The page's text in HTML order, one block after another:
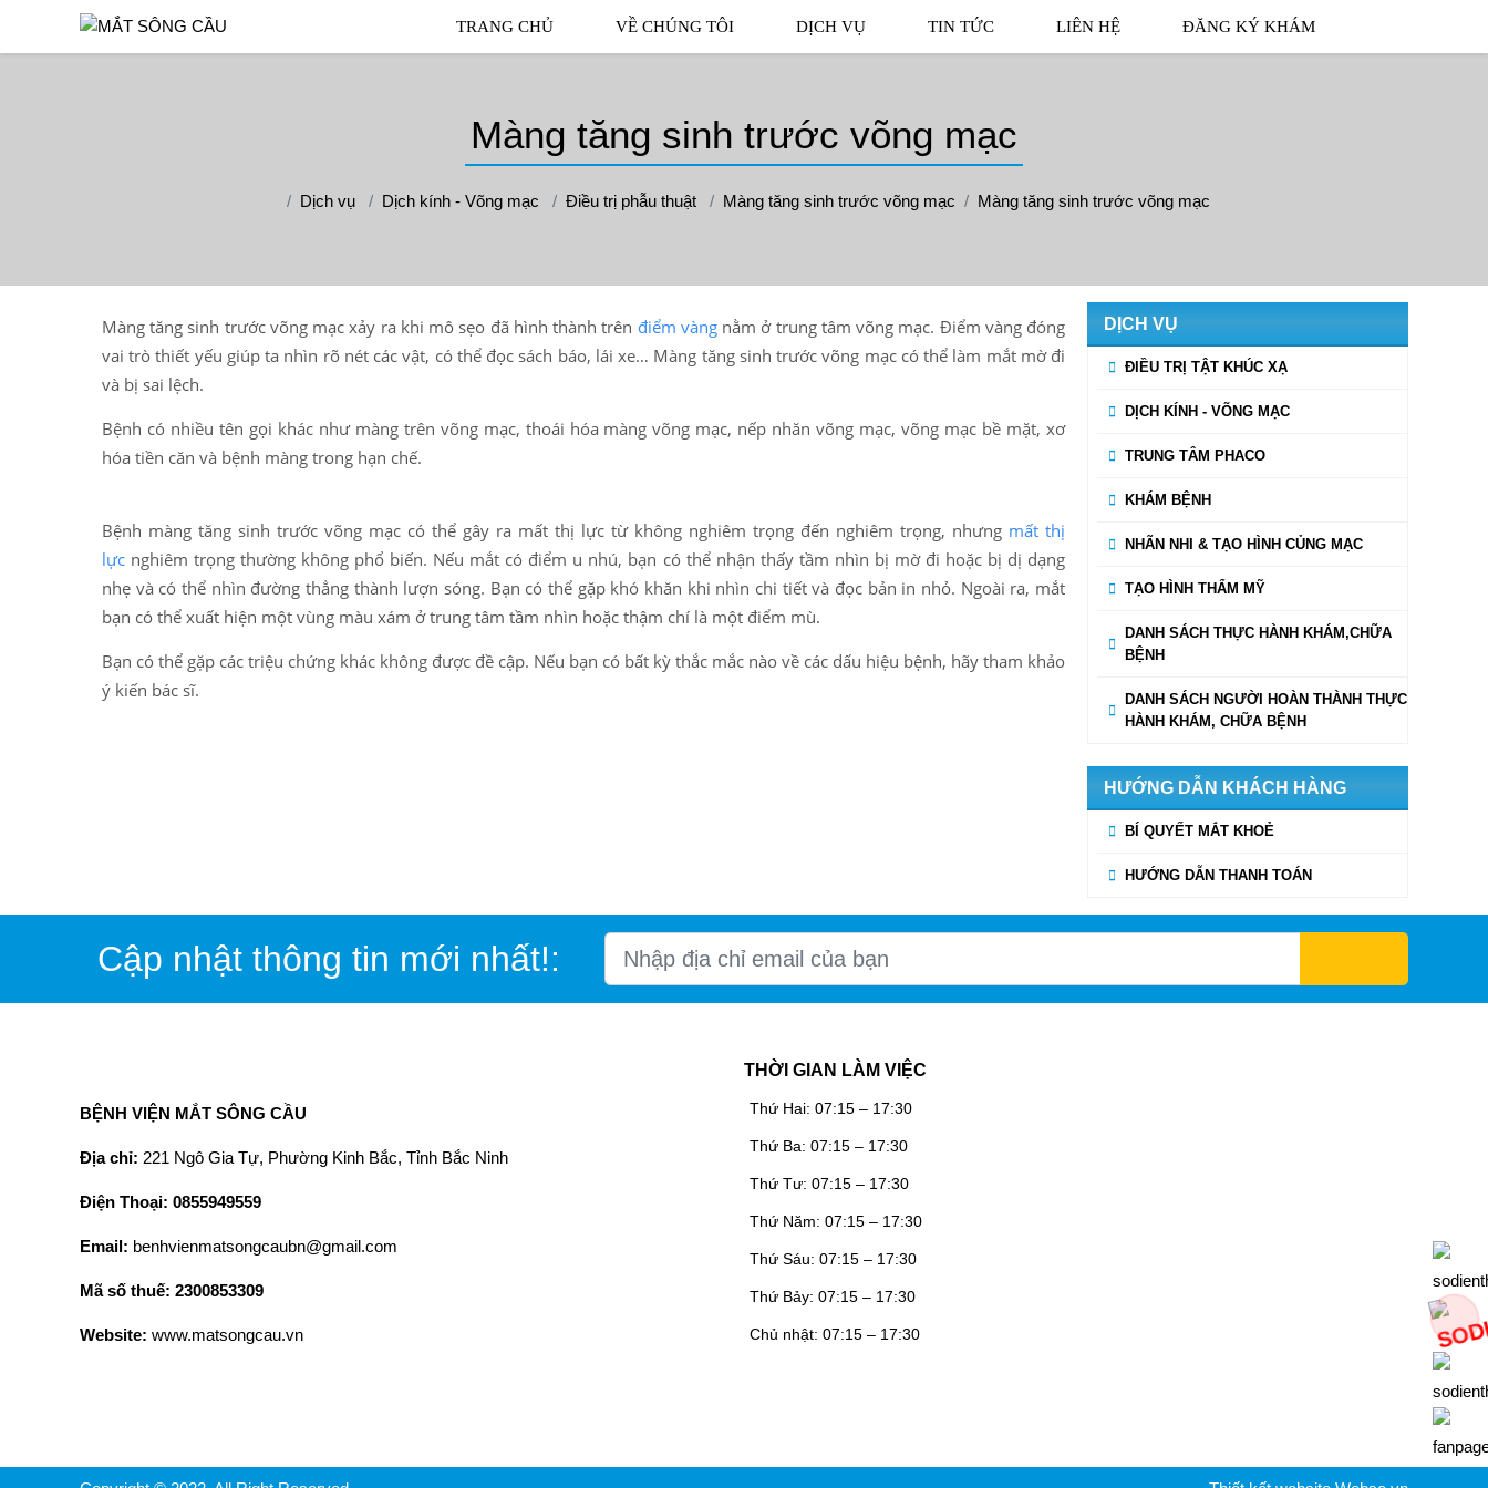
TRANG CHỦ VỀ CHÚNG TÔI DỊCH VỤ TIN TỨC LIÊN HỆ ĐĂNG KÝ KHÁM
Màng tăng sinh trước võng mạc
Dịch vụ Dịch kính - Võng mạc Điều trị phẫu thuật Màng tăng sinh trước võng mạc Màng tăng sinh trước võng mạc
Màng tăng sinh trước võng mạc xảy ra khi mô sẹo đã hình thành trên điểm vàngnằm ở trung tâm võng mạc. Điểm vàng đóng
vai trò thiết yếu giúp ta nhìn rõ nét các vật, có thể đọc sách báo, lái xe… Màng tăng sinh trước võng mạc có thể làm mắt mờ đi
và bị sai lệch.
Bệnh có nhiều tên gọi khác như màng trên võng mạc, thoái hóa màng võng mạc, nếp nhăn võng mạc, võng mạc bề mặt, xơ
hóa tiền căn và bệnh màng trong hạn chế.
Bệnh màng tăng sinh trước võng mạc có thể gây ra mất thị lực từ không nghiêm trọng đến nghiêm trọng, nhưng mất thị
lực nghiêm trọng thường không phổ biến. Nếu mắt có điểm u nhú, bạn có thể nhận thấy tầm nhìn bị mờ đi hoặc bị dị dạng
nhẹ và có thể nhìn đường thẳng thành lượn sóng. Bạn có thể gặp khó khăn khi nhìn chi tiết và đọc bản in nhỏ. Ngoài ra, mắt
bạn có thể xuất hiện một vùng màu xám ở trung tâm tầm nhìn hoặc thậm chí là một điểm mù.
Bạn có thể gặp các triệu chứng khác không được đề cập. Nếu bạn có bất kỳ thắc mắc nào về các dấu hiệu bệnh, hãy tham khảo
ý kiến bác sĩ.
DỊCH VỤ
ĐIỀU TRỊ TẬT KHÚC XẠ
DỊCH KÍNH - VÕNG MẠC
TRUNG TÂM PHACO
KHÁM BỆNH
NHÃN NHI & TẠO HÌNH CỦNG MẠC
TẠO HÌNH THẨM MỸ
DANH SÁCH THỰC HÀNH KHÁM,CHỮA
BỆNH
DANH SÁCH NGƯỜI HOÀN THÀNH THỰC
HÀNH KHÁM, CHỮA BỆNH
HƯỚNG DẪN KHÁCH HÀNG
BÍ QUYẾT MẮT KHOẺ
HƯỚNG DẪN THANH TOÁN
Cập nhật thông tin mới nhất!:
BỆNH VIỆN MẮT SÔNG CẦU
Địa chỉ: 221 Ngô Gia Tự, Phường Kinh Bắc, Tỉnh Bắc Ninh
Điện Thoại: 0855949559
Email: benhvienmatsongcaubn@gmail.com
Mã số thuế: 2300853309
Website: www.matsongcau.vn
THỜI GIAN LÀM VIỆC
Thứ Hai: 07:15 – 17:30
Thứ Ba: 07:15 – 17:30
Thứ Tư: 07:15 – 17:30
Thứ Năm: 07:15 – 17:30
Thứ Sáu: 07:15 – 17:30
Thứ Bảy: 07:15 – 17:30
Chủ nhật: 07:15 – 17:30